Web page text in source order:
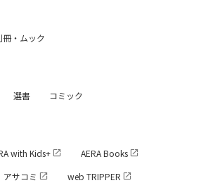
冊・ムック
選書 コミック
with Kids+
AERA Books
アサコミ
web TRIPPER